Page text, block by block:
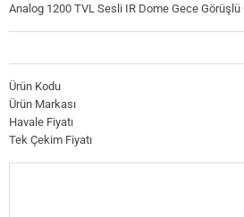
Analog 1200 TVL Sesli IR Dome Gece Görüşlü
Ürün Kodu
Ürün Markası
Havale Fiyatı
Tek Çekim Fiyatı